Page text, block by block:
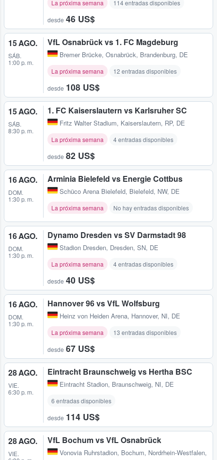
La próxima semana 114 entradas disponibles
desde 46 US$
15 AGO.
SÁB.
1:00 p. m.
VfL Osnabrück vs 1. FC Magdeburg
Bremer Brücke, Osnabrück, Brandenburg, DE
La próxima semana 12 entradas disponibles
desde 108 US$
15 AGO.
SÁB.
8:30 p. m.
1. FC Kaiserslautern vs Karlsruher SC
Fritz Walter Stadium, Kaiserslautern, RP, DE
La próxima semana 4 entradas disponibles
desde 82 US$
16 AGO.
DOM.
1:30 p. m.
Arminia Bielefeld vs Energie Cottbus
Schüco Arena Bielefeld, Bielefeld, NW, DE
La próxima semana No hay entradas disponibles
16 AGO.
DOM.
1:30 p. m.
Dynamo Dresden vs SV Darmstadt 98
Stadion Dresden, Dresden, SN, DE
La próxima semana 4 entradas disponibles
desde 40 US$
16 AGO.
DOM.
1:30 p. m.
Hannover 96 vs VfL Wolfsburg
Heinz von Heiden Arena, Hannover, NI, DE
La próxima semana 13 entradas disponibles
desde 67 US$
28 AGO.
VIE.
6:30 p. m.
Eintracht Braunschweig vs Hertha BSC
Eintracht Stadion, Braunschweig, NI, DE
6 entradas disponibles
desde 114 US$
28 AGO.
VIE.
VfL Bochum vs VfL Osnabrück
Vonovia Ruhrstadion, Bochum, Nordrhein-Westfalen,